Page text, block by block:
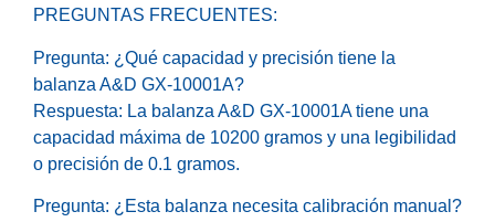
PREGUNTAS FRECUENTES:
Pregunta: ¿Qué capacidad y precisión tiene la
balanza A&D GX-10001A?
Respuesta: La balanza A&D GX-10001A tiene una
capacidad máxima de 10200 gramos y una legibilidad
o precisión de 0.1 gramos.
Pregunta: ¿Esta balanza necesita calibración manual?